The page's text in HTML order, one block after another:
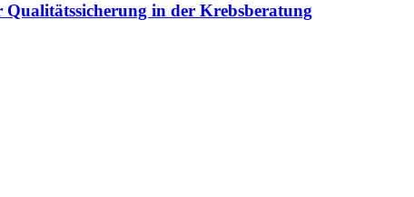
Qualitätssicherung in der Krebsberatung